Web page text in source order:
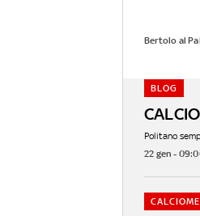
Bertolo al
BLOG
Politano
22 gen -